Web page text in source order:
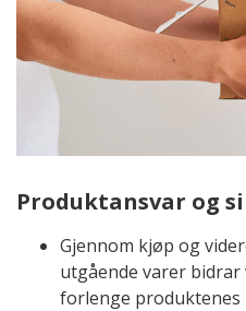
Produktansvar og
Gjennom kjøp og
utgående varer
forlenge produktenes